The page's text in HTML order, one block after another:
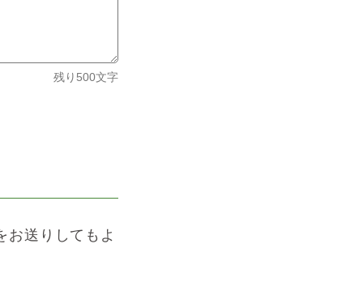
残り 500文字
お送りしてもよ